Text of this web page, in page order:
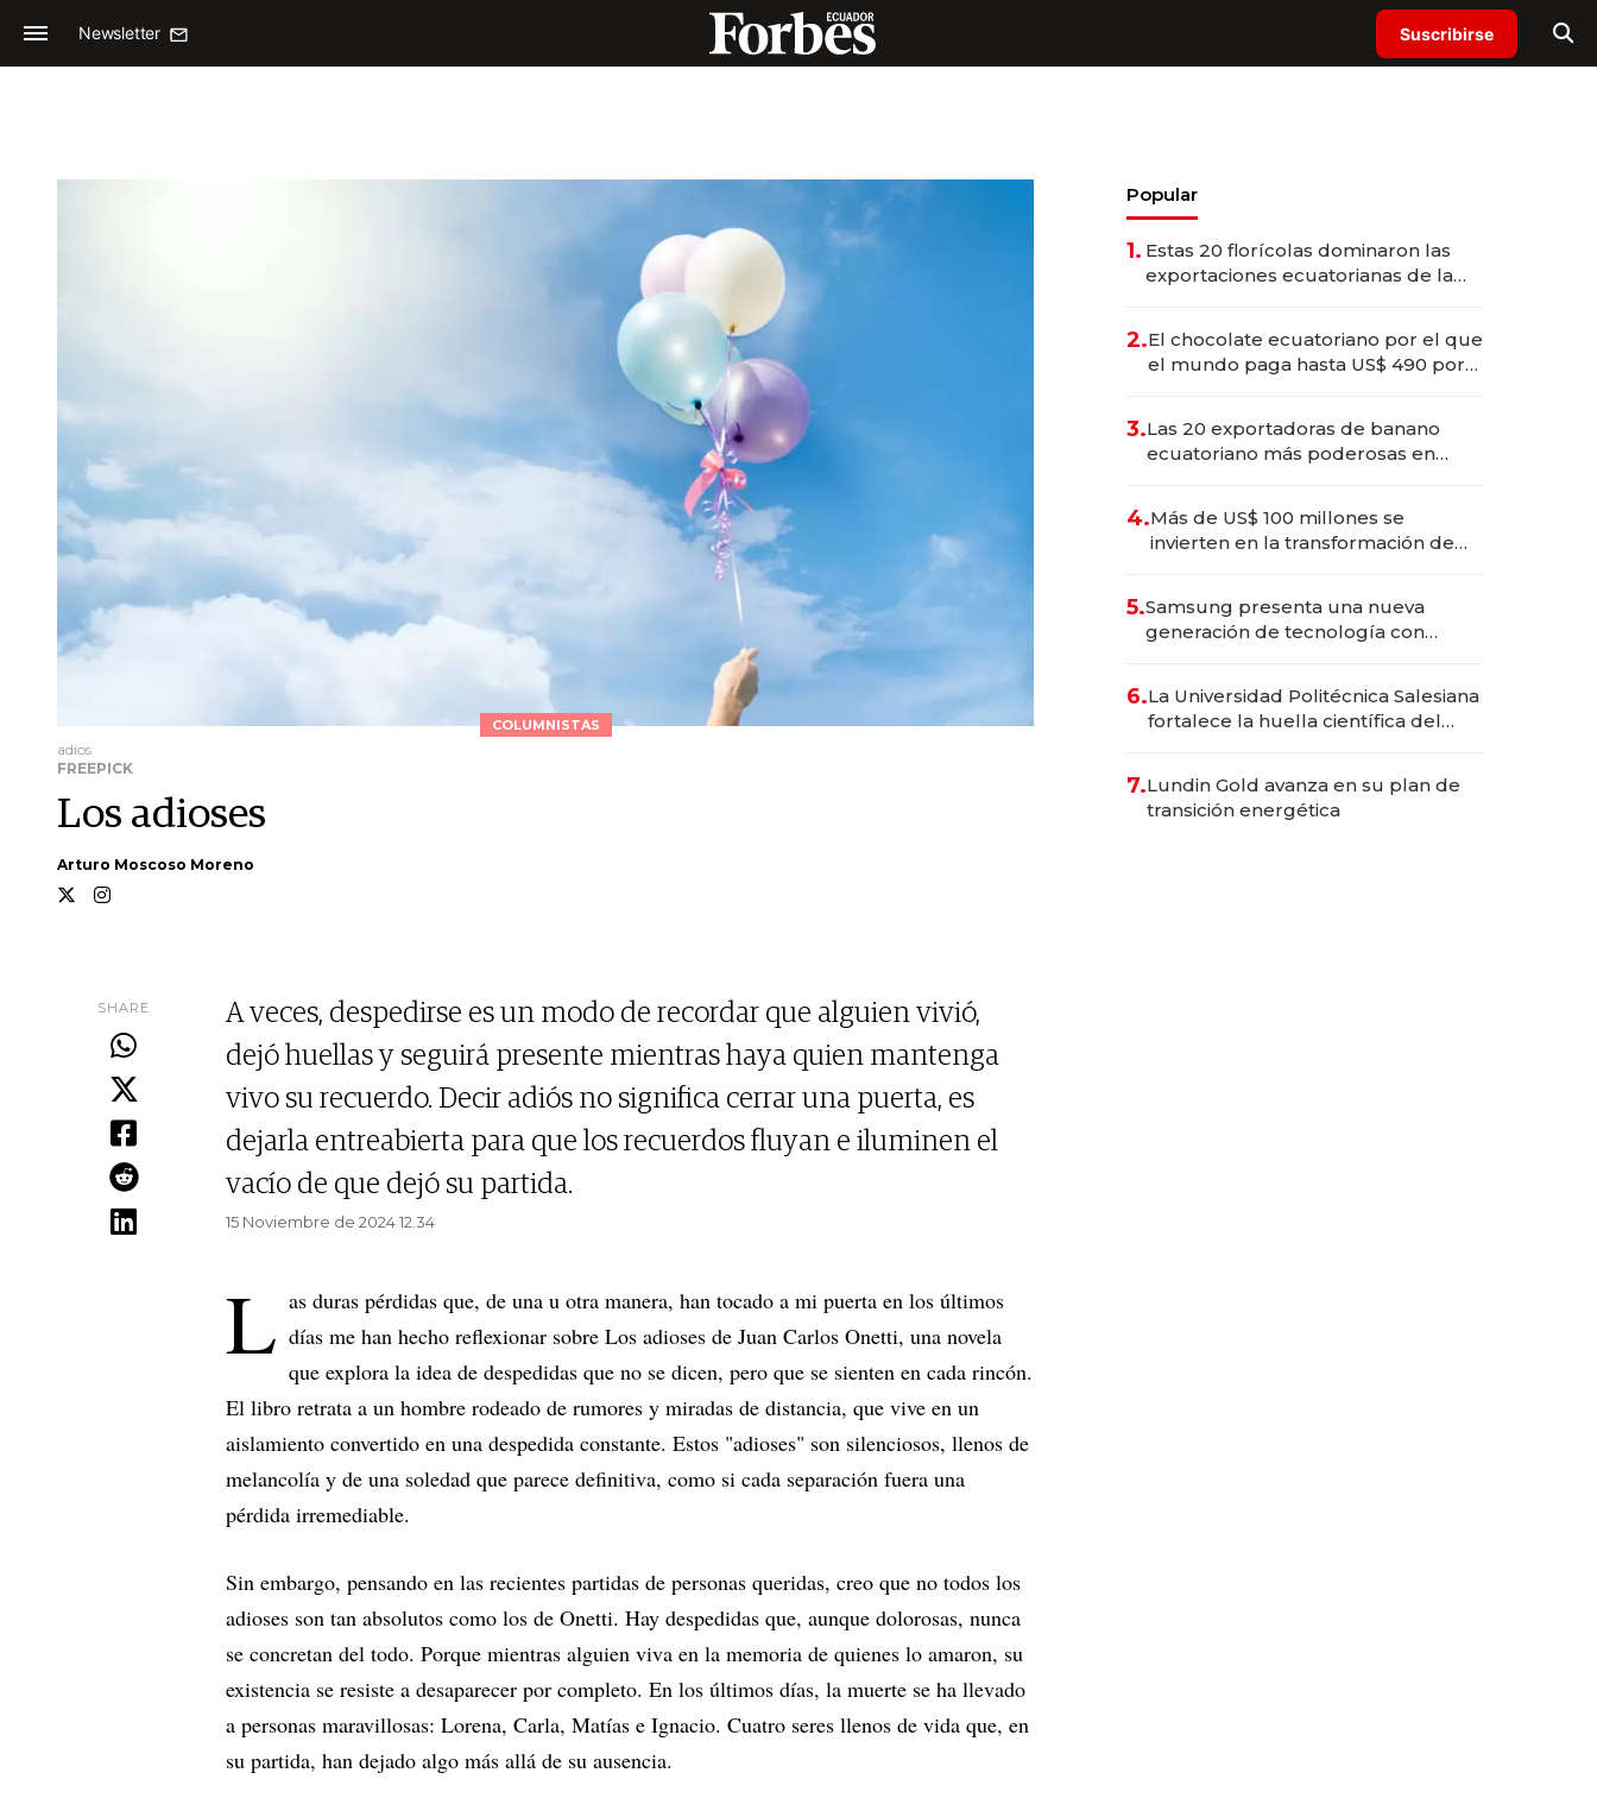
Newsletter Suscribirse
COLUMNISTAS
adios
FREEPICK
Los adioses
Arturo Moscoso Moreno
SHARE
A veces, despedirse es un modo de recordar que alguien vivió,
dejó huellas y seguirá presente mientras haya quien mantenga
vivo su recuerdo. Decir adiós no significa cerrar una puerta, es
dejarla entreabierta para que los recuerdos fluyan e iluminen el
vacío de que dejó su partida.
15 Noviembre de 2024 12.34
L as duras pérdidas que, de una u otra manera, han tocado a mi puerta en los últimos
días me han hecho reflexionar sobre Los adioses de Juan Carlos Onetti, una novela
que explora la idea de despedidas que no se dicen, pero que se sienten en cada rincón.
El libro retrata a un hombre rodeado de rumores y miradas de distancia, que vive en un
aislamiento convertido en una despedida constante. Estos "adioses" son silenciosos, llenos de
melancolía y de una soledad que parece definitiva, como si cada separación fuera una
pérdida irremediable.
Sin embargo, pensando en las recientes partidas de personas queridas, creo que no todos los
adioses son tan absolutos como los de Onetti. Hay despedidas que, aunque dolorosas, nunca
se concretan del todo. Porque mientras alguien viva en la memoria de quienes lo amaron, su
existencia se resiste a desaparecer por completo. En los últimos días, la muerte se ha llevado
a personas maravillosas: Lorena, Carla, Matías e Ignacio. Cuatro seres llenos de vida que, en
su partida, han dejado algo más allá de su ausencia.
Popular
1. Estas 20 florícolas dominaron las
exportaciones ecuatorianas de la
2.El chocolate ecuatoriano por el que
el mundo paga hasta US$ 490 por
3.Las 20 exportadoras de banano
ecuatoriano más poderosas en
4.Más de US$ 100 millones se
invierten en la transformación de
5.Samsung presenta una nueva
generación de tecnología con
6.La Universidad Politécnica Salesiana
fortalece la huella científica del
7.Lundin Gold avanza en su plan de
transición energética